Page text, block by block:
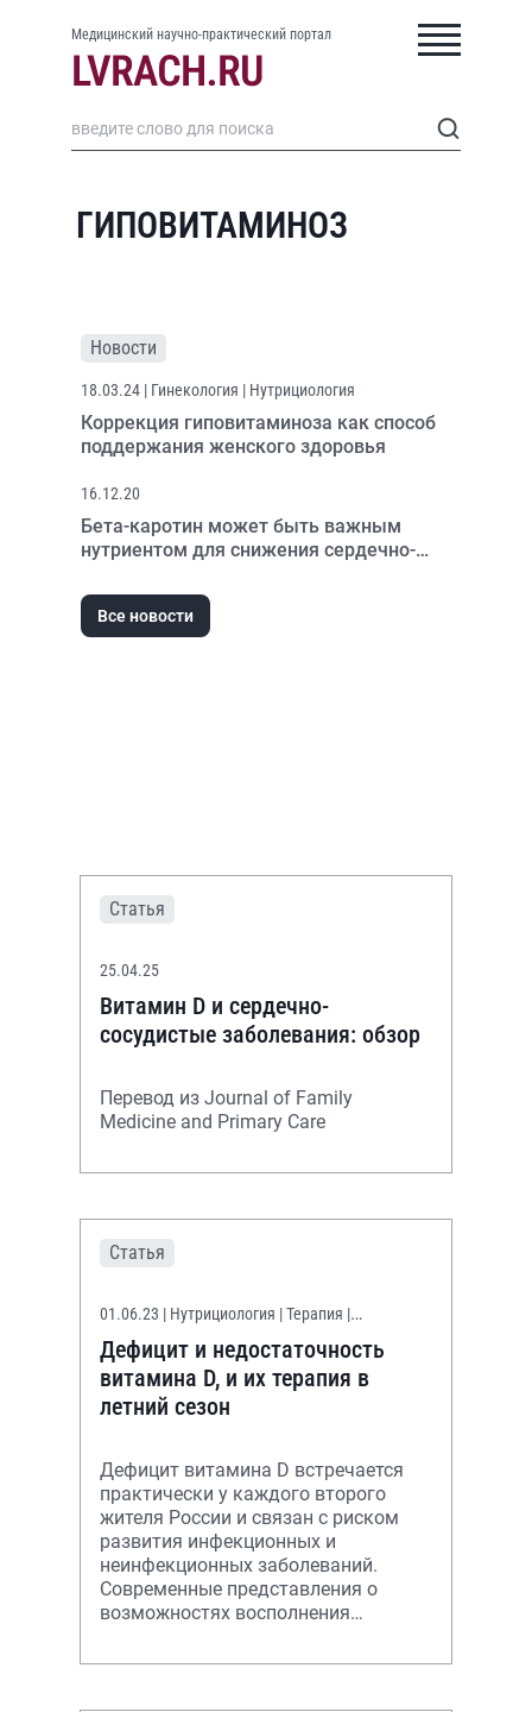
Медицинский научно-практический портал
ГИПОВИТАМИНОЗ
Новости
18.03.24 | Гинекология | Нутрициология
Коррекция гиповитаминоза как способ
поддержания женского здоровья
16.12.20
Бета-каротин может быть важным
нутриентом для снижения сердечно-
Все новости
Статья
25.04.25
Витамин D и сердечно-
сосудистые заболевания: обзор
Перевод из Journal of Family
Medicine and Primary Care
Статья
01.06.23 | Нутрициология | Терапия |
Гинекология | Эндокринология
Дефицит и недостаточность
витамина D, и их терапия в
летний сезон
Дефицит витамина D встречается
практически у каждого второго
жителя России и связан с риском
развития инфекционных и
неинфекционных заболеваний.
Современные представления о
возможностях восполнения
в статье